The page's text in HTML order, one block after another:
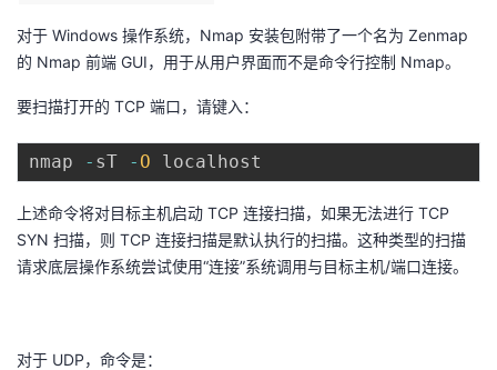
对于 Windows 操作系统，Nmap 安装包附带了一个名为 Zenmap
的 Nmap 前端 GUI，用于从用户界面而不是命令行控制 Nmap。
要扫描打开的 TCP 端口，请键入：
nmap - sT - O
上述命令将对目标主机启动 TCP 连接扫描，如果无法进行 TCP
SYN 扫描，则 TCP 连接扫描是默认执行的扫描。这种类型的扫描
请求底层操作系统尝试使用“连接”系统调用与目标主机/端口连接。
对于 UDP，命令是：